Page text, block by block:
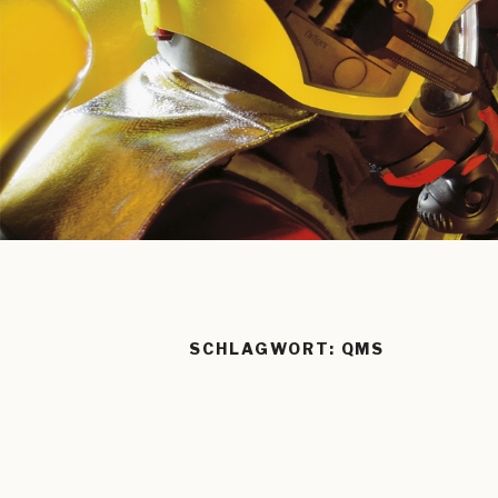
SCHLAGWORT: QMS